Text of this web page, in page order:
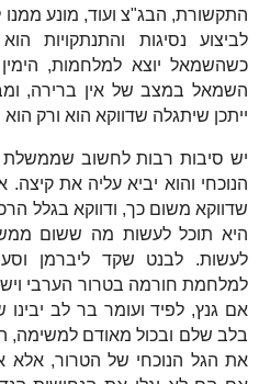
התקשורת, הבג"צ ועוד, מונע
לביצוע נסיגות והתנתקויות
כשהשמאל יוצא למלחמות,
השמאל במצב של אין ברירה,
ייתכן שיתגלה שדווקא הוא ורק
יש סיבות רבות לחשוב שממשלת
הנוכחי והוא יביא עליה את
שדווקא משום כך, ודווקא בגלל
היא תוכל לעשות מה ששום
לעשות. לבנט שקד ליברמן
למלחמת חורמה בטרור הערבי
אם גנץ, לפיד ועומר בר לב
בלב שלם ובכול מאודם למשימה,
את הגל הנוכחי של הטרור, אלא